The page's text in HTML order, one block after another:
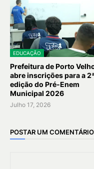
EDUCAÇÃO
Prefeitura de Porto
abre inscrições para a 2ª
edição do Pré-Enem
Municipal 2026
Julho 17, 2026
POSTAR UM COMENTÁRIO